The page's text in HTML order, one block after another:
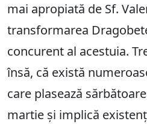
mai apropiată de Sf.
transformarea
concurent al acestuia.
însă, că există
care plasează
martie și implică